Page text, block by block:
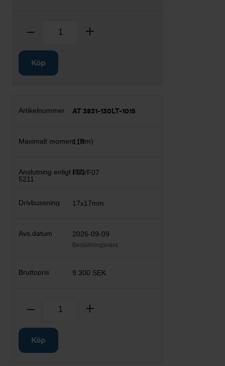
Ta bort
Köp
AT 3831-130LT-1015
118
F05/F07
17x17mm
2026-09-09
Beställningsvara
9 300 SEK
Ta bort
Köp